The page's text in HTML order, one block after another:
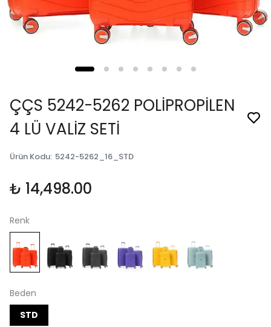
ÇÇS 5242-5262 POLİPROPİLEN
4 LÜ VALİZ SETİ
Ürün Kodu: 5242-5262_16_STD
₺ 14,498.00
Renk
Beden
STD